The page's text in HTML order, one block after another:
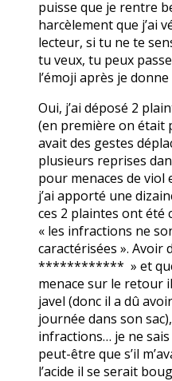
puisse que je rentre
harcèlement que j’ai
lecteur, si tu ne te
tu veux, tu peux
l’émoji après je
Oui, j’ai déposé 2
(en première on était
avait des gestes
plusieurs reprises
pour menaces de viol
j’ai apporté une
ces 2 plaintes ont été
« les infractions ne
caractérisées ». Avoir
************ » et que
menace sur le retour
javel (donc il a dû
journée dans son
infractions… je ne sais
peut-être que s’il
l’acide il se serait